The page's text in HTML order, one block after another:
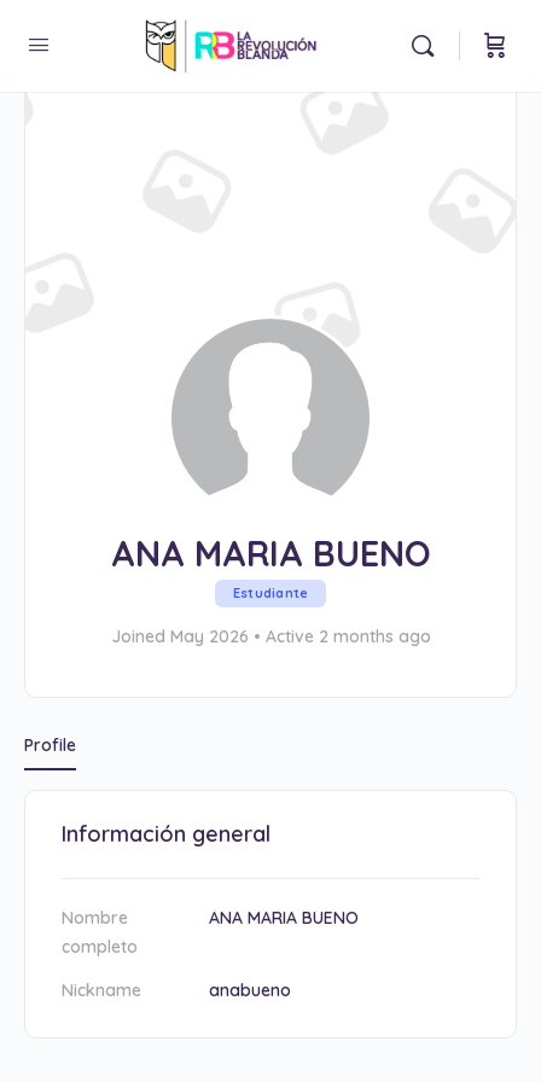
ANA MARIA BUENO
Estudiante
Joined May 2026 • Active 2 months ago
Profile
Información general
Nombre
completo
ANA MARIA BUENO
Nickname anabueno